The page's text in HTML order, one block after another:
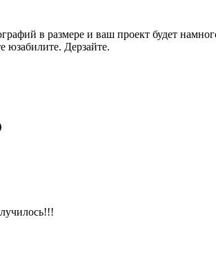
в размере и ваш проект будет
юзабилите. Дерзайте.